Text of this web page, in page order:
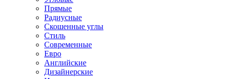
Прямые
Радиусные
Скошенные углы
Стиль
Современные
Евро
Английские
Дизайнерские